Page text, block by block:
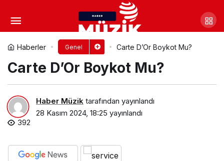
Haberler Genel Carte D’Or Boykot Mu?
Carte D’Or Boykot Mu?
Haber Müzik tarafından yayınlandı
28 Kasım 2024, 18:25 yayınlandı
392
Cappy Boykot Mu?
Yorum Yap